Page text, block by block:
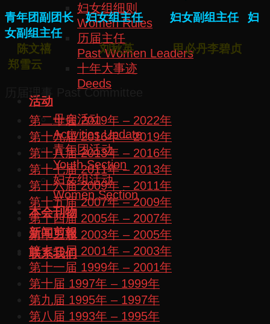
妇女组细则
Women Rules
历届主任
Past Women Leaders
十年大事迹
Deeds
活动
母会活动
Activities Update
青年团活动
Youth Section
妇女组活动
Women Section
本会刊物
新闻剪報
联系我们
青年团副团长 妇女组主任 妇女副组主任 妇
女副组主任
陈文禧 刘秋英 甲必丹李碧贞
郑雪云
历届理事 Past Committee
第二十届 2019年 – 2022年
第十九届 2016年 – 2019年
第十八届 2013年 – 2016年
第十七届 2011年 – 2013年
第十六届 2009年 – 2011年
第十五届 2007年 – 2009年
第十四届 2005年 – 2007年
第十三届 2003年 – 2005年
第十二届 2001年 – 2003年
第十一届 1999年 – 2001年
第十届 1997年 – 1999年
第九届 1995年 – 1997年
第八届 1993年 – 1995年